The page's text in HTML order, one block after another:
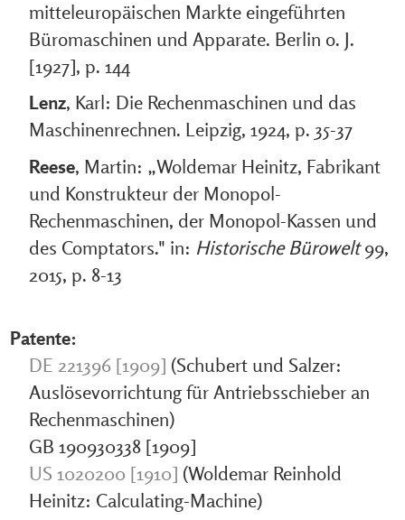
mitteleuropäischen Markte eingeführten
Büromaschinen und Apparate. Berlin o. J.
[1927], p. 144
Lenz, Karl: Die Rechenmaschinen und das
Maschinenrechnen. Leipzig, 1924, p. 35-37
Reese, Martin: „Woldemar Heinitz, Fabrikant
und Konstrukteur der Monopol-
Rechenmaschinen, der Monopol-Kassen und
des Comptators." in: Historische Bürowelt99,
2015, p. 8-13
Patente:
DE 221396 [1909] (Schubert und Salzer:
Auslösevorrichtung für Antriebsschieber an
Rechenmaschinen)
GB 190930338 [1909]
US 1020200 [1910] (Woldemar Reinhold
Heinitz: Calculating-Machine)